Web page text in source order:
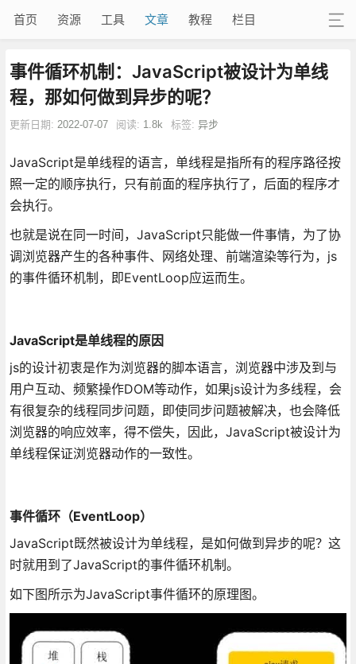
首页 资源 工具 文章 教程 栏目
事件循环机制：JavaScript被设计为单线
程，那如何做到异步的呢？
更新日期: 2022-07-07 阅读: 1.8k 标签: 异步
JavaScript是单线程的语言，单线程是指所有的程序路径按
照一定的顺序执行，只有前面的程序执行了，后面的程序才
会执行。
也就是说在同一时间，JavaScript只能做一件事情，为了协
调浏览器产生的各种事件、网络处理、前端渲染等行为，js
的事件循环机制，即EventLoop应运而生。
JavaScript是单线程的原因
js的设计初衷是作为浏览器的脚本语言，浏览器中涉及到与
用户互动、频繁操作DOM等动作，如果js设计为多线程，会
有很复杂的线程同步问题，即使同步问题被解决，也会降低
浏览器的响应效率，得不偿失，因此，JavaScript被设计为
单线程保证浏览器动作的一致性。
事件循环（EventLoop）
JavaScript既然被设计为单线程，是如何做到异步的呢？这
时就用到了JavaScript的事件循环机制。
如下图所示为JavaScript事件循环的原理图。